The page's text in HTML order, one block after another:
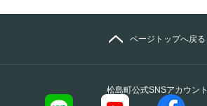
松島町公式SNSアカウント
ページトップへ戻る